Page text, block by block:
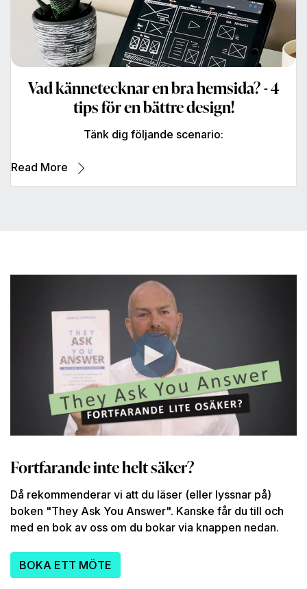
Vad kännetecknar en bra hemsida? - 4
tips för en bättre design!
Tänk dig följande scenario:
Read More
Fortfarande inte helt säker?
Då rekommenderar vi att du läser (eller lyssnar på)
boken "They Ask You Answer". Kanske får du till och
med en bok av oss om du bokar via knappen nedan.
BOKA ETT MÖTE